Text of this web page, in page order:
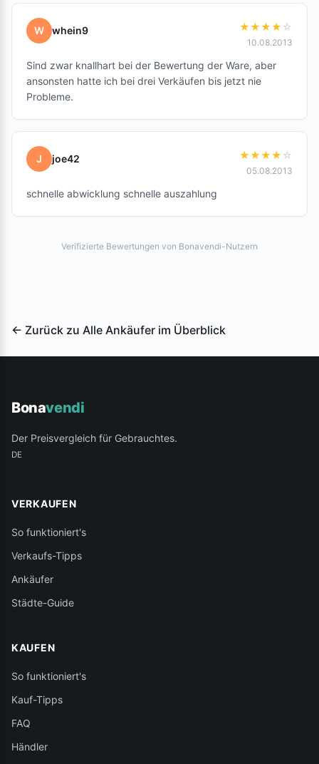
W whein9 ★★★★ ☆
10.08.2013
Sind zwar knallhart bei der Bewertung der Ware, aber
ansonsten hatte ich bei drei Verkäufen bis jetzt nie
Probleme.
J joe42 ★★★★ ☆
05.08.2013
schnelle abwicklung schnelle auszahlung
Verifizierte Bewertungen von Bonavendi-Nutzern
← Zurück zu Alle Ankäufer im Überblick
Bonavendi
Der Preisvergleich für Gebrauchtes.
DE
VERKAUFEN
So funktioniert's
Verkaufs-Tipps
Ankäufer
Städte-Guide
KAUFEN
So funktioniert's
Kauf-Tipps
FAQ
Händler